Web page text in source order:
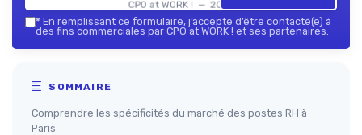
CPO at WORK ! — 2026
* En remplissant ce formulaire, j’accepte d’être contacté(e) à
des fins commerciales par CPO at WORK ! et ses partenaires.
SOMMAIRE
Comprendre les spécificités du marché des postes RH à
Paris